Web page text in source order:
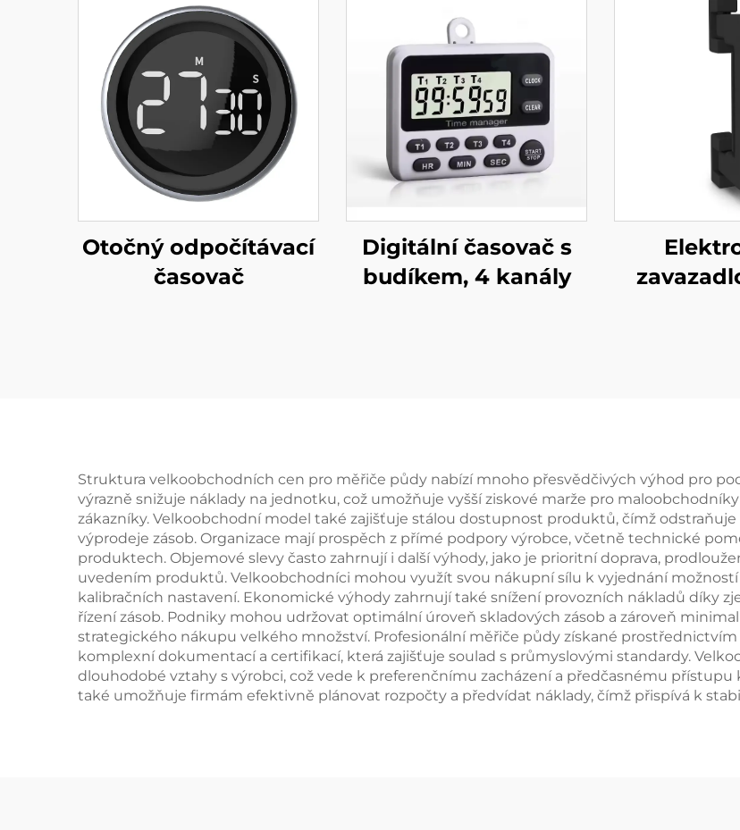
Otočný odpočítávací
časovač
Digitální časovač s
budíkem, 4 kanály
Struktura velkoobchodních cen pro měřiče půdy nabízí mnoho přesvědčivých výhod pro
výrazně snižuje náklady na jednotku, což umožňuje vyšší ziskové marže pro
zákazníky. Velkoobchodní model také zajišťuje stálou dostupnost produktů, čímž
výprodeje zásob. Organizace mají prospěch z přímé podpory výrobce, včetně technické
produktech. Objemové slevy často zahrnují i další výhody, jako je prioritní doprava,
uvedením produktů. Velkoobchodníci mohou využít svou nákupní sílu k vyjednání
kalibračních nastavení. Ekonomické výhody zahrnují také snížení provozních nákladů díky
řízení zásob. Podniky mohou udržovat optimální úroveň skladových zásob a zároveň
strategického nákupu velkého množství. Profesionální měřiče půdy získané
komplexní dokumentací a certifikací, která zajišťuje soulad s průmyslovými standardy.
dlouhodobé vztahy s výrobci, což vede k preferenčnímu zacházení a předčasnému
také umožňuje firmám efektivně plánovat rozpočty a předvídat náklady, čímž přispívá k